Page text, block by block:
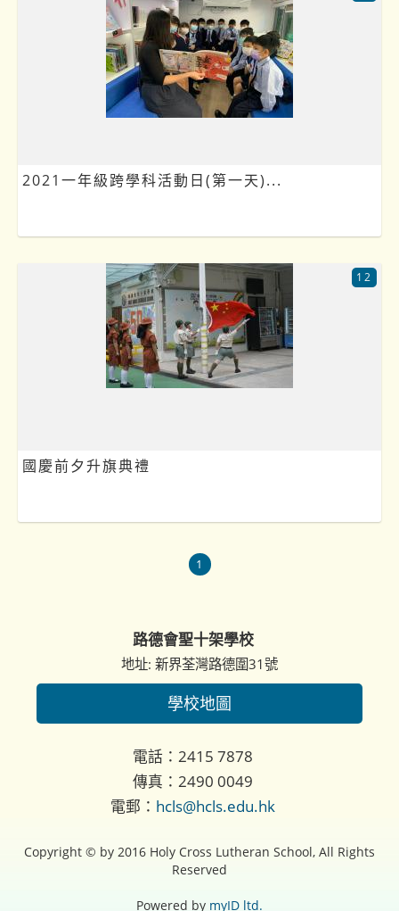
2021一年級跨學科活動日(第一天)...
國慶前夕升旗典禮
12
1
路德會聖十架學校
地址: 新界荃灣路德圍31號
學校地圖
電話：2415 7878
傳真：2490 0049
電郵： hcls@hcls.edu.hk
Copyright © by 2016 Holy Cross Lutheran School, All Rights
Reserved
Powered by myID ltd.